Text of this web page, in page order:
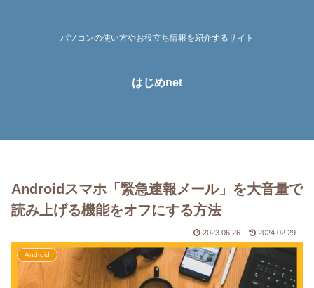
パソコンの使い方やお役立ち情報を紹介するサイト
はじめnet
Androidスマホ「緊急速報メール」を大音量で
読み上げる機能をオフにする方法
2023.06.26 2024.02.29
Android